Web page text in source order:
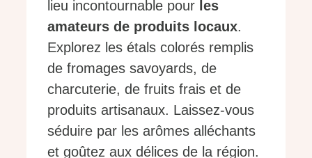
lieu incontournable pour les
amateurs de produits locaux.
Explorez les étals colorés remplis
de fromages savoyards, de
charcuterie, de fruits frais et de
produits artisanaux. Laissez-vous
séduire par les arômes alléchants
et goûtez aux délices de la région.